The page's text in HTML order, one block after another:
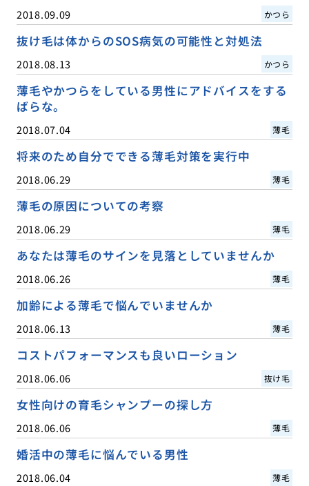
2018.09.09 かつら
抜け毛は体からのSOS病気の可能性と対処法
2018.08.13 かつら
薄毛やかつらをしている男性にアドバイスをする
ばらな。
2018.07.04 薄毛
将来のため自分でできる薄毛対策を実行中
2018.06.29 薄毛
薄毛の原因についての考察
2018.06.29 薄毛
あなたは薄毛のサインを見落としていませんか
2018.06.26 薄毛
加齢による薄毛で悩んでいませんか
2018.06.13 薄毛
コストパフォーマンスも良いローション
2018.06.06 抜け毛
女性向けの育毛シャンプーの探し方
2018.06.06 薄毛
婚活中の薄毛に悩んでいる男性
2018.06.04 薄毛